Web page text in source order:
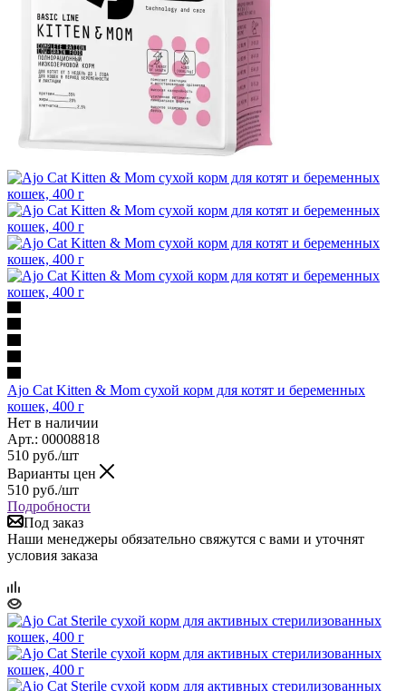
Ajo Cat Kitten & Mom сухой корм для котят и беременных
кошек, 400 г
Нет в наличии
Арт.: 00008818
510 руб./шт
Варианты цен
510 руб./шт
Подробности
Под заказ
Наши менеджеры обязательно свяжутся с вами и уточнят
условия заказа